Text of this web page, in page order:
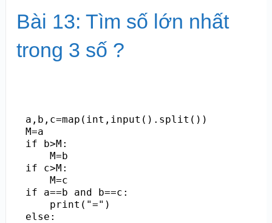
Bài 13: Tìm số lớn nhất
trong 3 số ?
a,b,c=map(int,input().split())
M=a
if b>M:
    M=b
if c>M:
    M=c
if a==b and b==c:
    print("=")
else: